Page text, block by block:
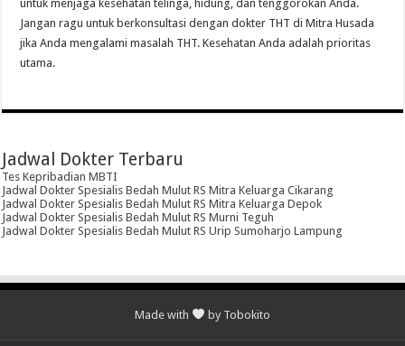
untuk menjaga kesehatan telinga, hidung, dan tenggorokan Anda.
Jangan ragu untuk berkonsultasi dengan dokter THT di Mitra Husada
jika Anda mengalami masalah THT. Kesehatan Anda adalah prioritas
utama.
Jadwal Dokter Terbaru
Tes Kepribadian MBTI
Jadwal Dokter Spesialis Bedah Mulut RS Mitra Keluarga Cikarang
Jadwal Dokter Spesialis Bedah Mulut RS Mitra Keluarga Depok
Jadwal Dokter Spesialis Bedah Mulut RS Murni Teguh
Jadwal Dokter Spesialis Bedah Mulut RS Urip Sumoharjo Lampung
Made with by Tobokito